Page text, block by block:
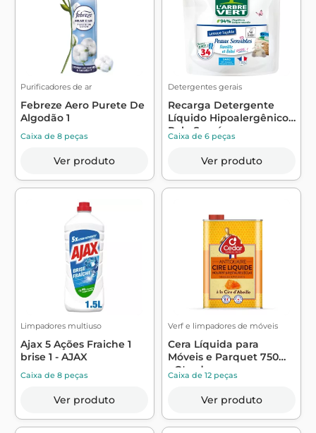
Purificadores de ar
Febreze Aero Purete De
Algodão 1
Caixa de 8 peças
Ver produto
Detergentes gerais
Recarga Detergente
Líquido Hipoalergênico
Pele Sensív...
Caixa de 6 peças
Ver produto
Limpadores multiuso
Ajax 5 Ações Fraiche 1
brise 1 - AJAX
Caixa de 8 peças
Ver produto
Verf e limpadores de móveis
Cera Líquida para
Móveis e Parquet 750ml
- O'cedar
Caixa de 12 peças
Ver produto